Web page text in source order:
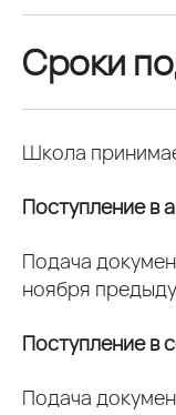
Сроки
Школа
Поступление в
Подача
ноября
Поступление в
Подача